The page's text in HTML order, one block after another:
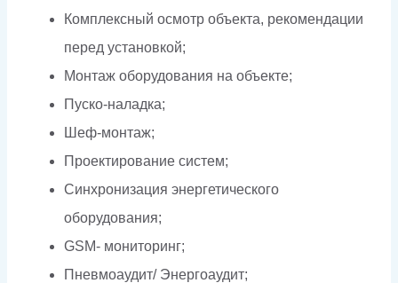
Комплексный осмотр объекта, рекомендации
перед установкой;
Монтаж оборудования на объекте;
Пуско-наладка;
Шеф-монтаж;
Проектирование систем;
Синхронизация энергетического
оборудования;
GSM- мониторинг;
Пневмоаудит/ Энергоаудит;